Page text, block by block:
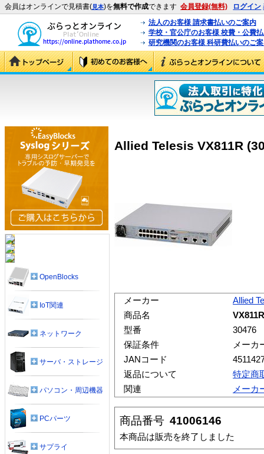
会員はオンラインで見積書(見本)を無料で作成できます 会員登録(無料) ログイン
法人のお客様 請求書払いのご案内
学校・官公庁のお客様 校費・公費
研究機関のお客様 科研費払いのご
Allied Telesis VX811R
メーカー
Allied
商品名
VX811R
型番
30476
保証条件
メーカ
JANコード
返品について
特定商
関連
メーカ
商品番号 41006146
本商品は販売を終了しました
OpenBlocks
IoT関連
ネットワーク
サーバ・ストレージ
パソコン・周辺機器
PCパーツ
サプライ